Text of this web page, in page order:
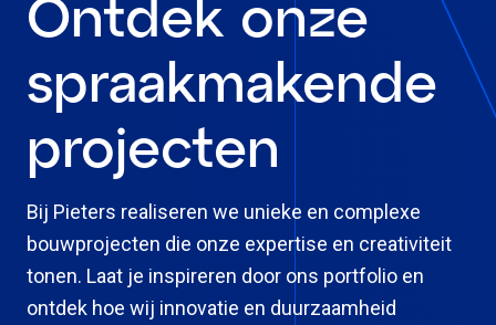
Ontdek onze
spraakmakende
projecten
Bij Pieters realiseren we unieke en complexe
bouwprojecten die onze expertise en creativiteit
tonen. Laat je inspireren door ons portfolio en
ontdek hoe wij innovatie en duurzaamheid